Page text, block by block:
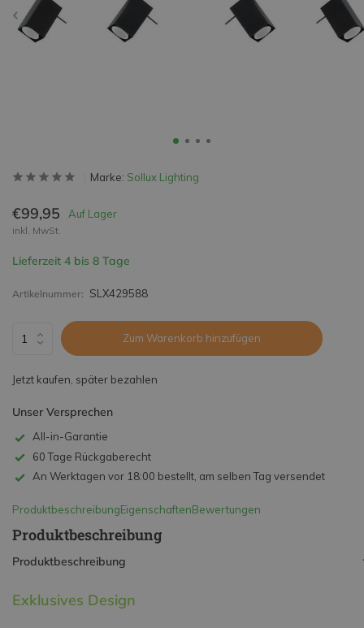
Marke: Sollux Lighting
€99,95 Auf Lager
inkl. MwSt.
Lieferzeit 4 bis 8 Tage
Artikelnummer: SLX429588
Zum Warenkorb hinzufügen
Jetzt kaufen, später bezahlen
Unser Versprechen
All-in-Garantie
60 Tage Rückgaberecht
An Werktagen vor 18:00 bestellt, am selben Tag versendet
ProduktbeschreibungEigenschaftenBewertungen
Produktbeschreibung
Produktbeschreibung
Exklusives Design